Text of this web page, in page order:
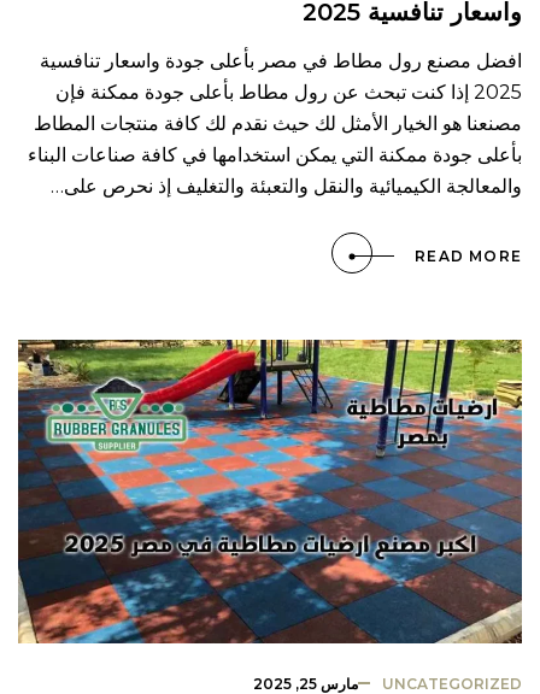
واسعار تنافسية 2025
افضل مصنع رول مطاط في مصر بأعلى جودة واسعار تنافسية
2025 إذا كنت تبحث عن رول مطاط بأعلى جودة ممكنة فإن
مصنعنا هو الخيار الأمثل لك حيث نقدم لك كافة منتجات المطاط
بأعلى جودة ممكنة التي يمكن استخدامها في كافة صناعات البناء
والمعالجة الكيميائية والنقل والتعبئة والتغليف إذ نحرص على…
READ MORE
UNCATEGORIZED مارس 25, 2025